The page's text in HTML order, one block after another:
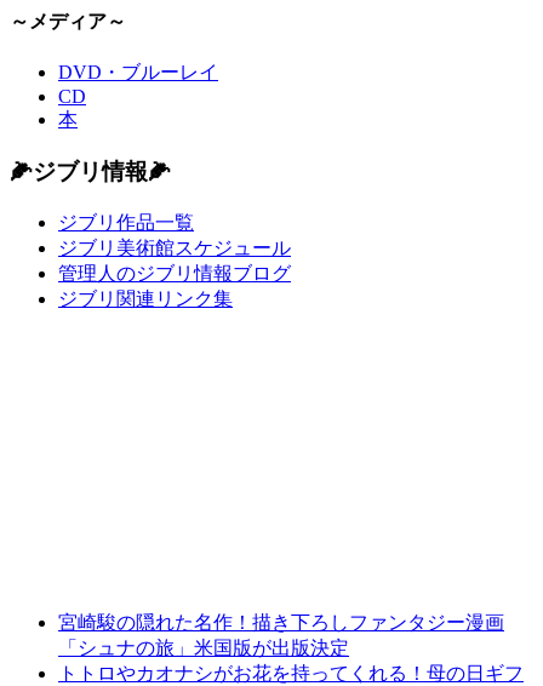
～メディア～
DVD・ブルーレイ
CD
本
🌽ジブリ情報🌽
ジブリ作品一覧
ジブリ美術館スケジュール
管理人のジブリ情報ブログ
ジブリ関連リンク集
宮崎駿の隠れた名作！描き下ろしファンタジー漫画
「シュナの旅」米国版が出版決定
トトロやカオナシがお花を持ってくれる！母の日ギフ